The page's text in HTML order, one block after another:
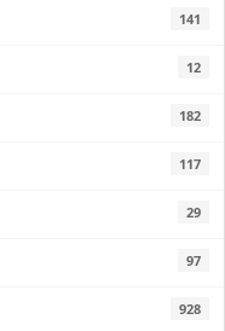
141
12
182
117
29
97
928